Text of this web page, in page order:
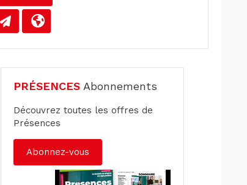
PRÉSENCES Abonnements
Découvrez toutes les offres de
Présences
Abonnez-vous